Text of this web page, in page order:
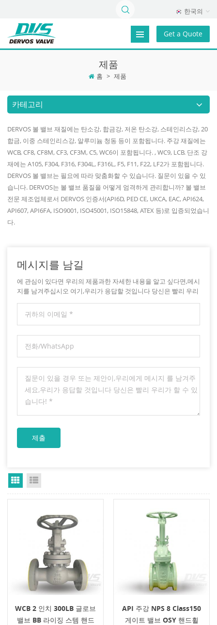
한국의
Get a Quote
제품
홈 > 제품
카테고리
DERVOS 볼 밸브 재질에는 탄소강, 합금강, 저온 탄소강, 스테인리스강, 20
합금, 이중 스테인리스강, 알루미늄 청동 등이 포함됩니다. 주강 재질에는
WCB, CF8, CF8M, CF3, CF3M, C5, WC6이 포함됩니다. , WC9, LCB. 단조 강
재에는 A105, F304, F316, F304L, F316L, F5, F11, F22, LF2가 포함됩니다.
DERVOS 볼 밸브는 필요에 따라 맞춤화할 수 있습니다. 질문이 있을 수 있
습니다. DERVOS는 볼 밸브 품질을 어떻게 엄격하게 관리합니까? 볼 밸브
전문 제조업체로서 DERVOS 인증서(API6D, PED CE, UKCA, EAC, API624,
API607, API6FA, ISO9001, ISO45001, ISO15848, ATEX 등)로 입증되었습니
다.
메시지를 남길
에 관심이 있다면 우리의 제품과한 자세한 내용을 알고 싶다면,메시
지를 남겨주십시오 여기,우리가 응답할 것입니다 당신은 빨리 우리
Grid View
WCB 2 인치 300LB 글로브
밸브 BB 라이징 스템 핸드
API 주강 NPS 8 Class150
게이트 밸브 OSY 핸드휠